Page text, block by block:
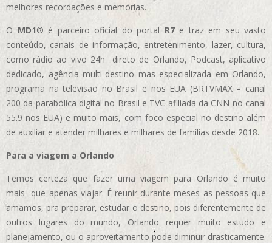
melhores recordações e memórias.
OMD1® é parceiro oficial do portal R7e traz em seu vasto
conteúdo, canais de informação, entretenimento, lazer, cultura,
como rádio ao vivo 24h direto de Orlando, Podcast, aplicativo
dedicado, agência multi-destino mas especializada em Orlando,
programa na televisão no Brasil e nos EUA (BRTVMAX – canal
200 da parabólica digital no Brasil e TVC afiliada da CNN no canal
55.9 nos EUA) e muito mais, com foco especial no destino além
de auxiliar e atender milhares e milhares de famílias desde 2018.
Para a viagem a Orlando
Temos certeza que fazer uma viagem para Orlando é muito
mais que apenas viajar. É reunir durante meses as pessoas que
amamos, pra preparar, estudar o destino, pois diferentemente de
outros lugares do mundo, Orlando requer muito estudo e
planejamento, ou o aproveitamento pode diminuir drasticamente.